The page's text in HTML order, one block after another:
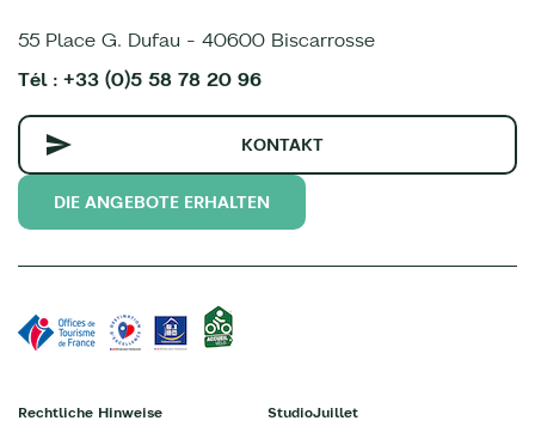
55 Place G. Dufau - 40600 Biscarrosse
Tél : +33 (0)5 58 78 20 96
KONTAKT
DIE ANGEBOTE ERHALTEN
Rechtliche Hinweise StudioJuillet